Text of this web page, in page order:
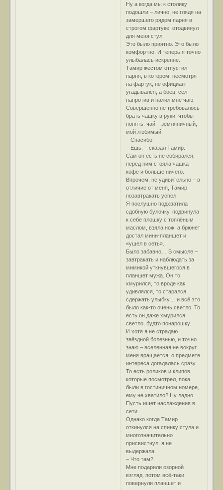
Ну а когда мы к столику
подошли – лично, не глядя на
замершего рядом парня в
строгом фартуке, отодвинул
для меня стул.
Это было приятно. Это было
комфортно. И теперь я точно
улыбалась искренне.
Тамир жестом отпустил
парня, в котором, несмотря
на фартук, не официант
угадывался, а боец, сел
напротив и налил мне чаю.
Совершенно не требовалось
брать чашку в руки, чтобы
понять: чай – земляничный,
мой любимый.
– Спасибо.
– Ешь, – сказал Тамир.
Сам он есть не собирался,
перед ним стояла чашка
кофе и больше ничего.
Впрочем, не удивительно – в
отличие от меня, Тамир
позавтракать успел.
Я послушно подхватила
сдобную булочку, подвинула
к себе плошку с топлёным
маслом, взяла нож, а брюнет
достал мини-планшет и
«ушел в сеть».
Было забавно… В смысле –
завтракать и наблюдать за
мимикой уткнувшегося в
планшет мужа. Он то
хмурился, то вроде как
удивлялся, то старался
сдержать улыбку… и всё это
было как-то очень светло. То
есть он даже хмурился
светло, будто понарошку.
И хотя я не страдаю
звёздной болезнью, и точно
знаю – вселенная не вокруг
меня вращается, о предмете
интереса догадалась сразу.
То есть роликов и клипов,
которые посмотрел, пока
были в гостиничном номере,
ему не хватило? Ну ладно.
Пусть ищет наслаждения в
сети.
Однако когда Тамир
откинулся на спинку стула и
многозначительно
присвистнул, я не
выдержала.
– Что там?
Мне подарили озорной
взгляд, потом всё-таки
повернули планшет и